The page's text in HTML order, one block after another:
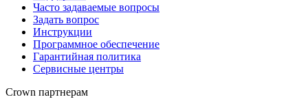
Часто задаваемые вопросы
Задать вопрос
Инструкции
Программное обеспечение
Гарантийная политика
Сервисные центры
Crown партнерам